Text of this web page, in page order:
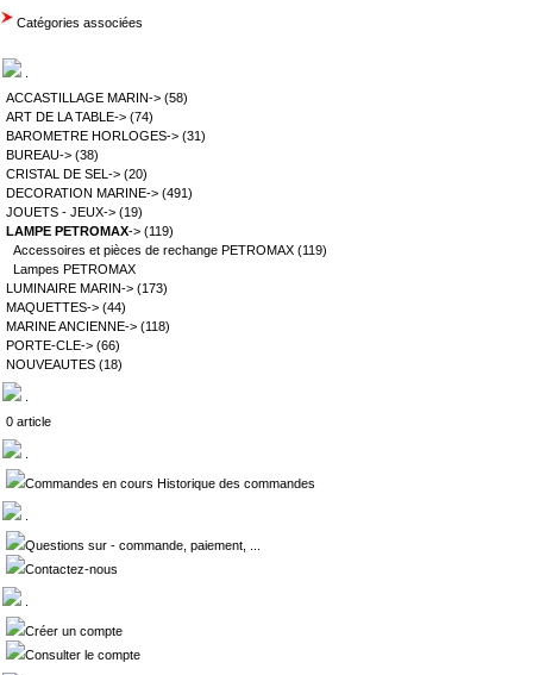
Catégories associées
ACCASTILLAGE MARIN-> (58)
ART DE LA TABLE-> (74)
BAROMETRE HORLOGES-> (31)
BUREAU-> (38)
CRISTAL DE SEL-> (20)
DECORATION MARINE-> (491)
JOUETS - JEUX-> (19)
LAMPE PETROMAX-> (119)
Accessoires et pièces de rechange PETROMAX (119)
Lampes PETROMAX
LUMINAIRE MARIN-> (173)
MAQUETTES-> (44)
MARINE ANCIENNE-> (118)
PORTE-CLE-> (66)
NOUVEAUTES (18)
0 article
Commandes en cours Historique des commandes
Questions sur - commande, paiement, ...
Contactez-nous
Créer un compte
Consulter le compte